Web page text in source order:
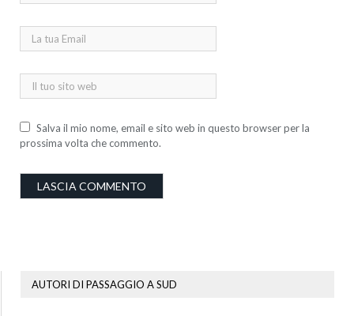
Salva il mio nome, email e sito web in questo browser per la
prossima volta che commento.
AUTORI DI PASSAGGIO A SUD